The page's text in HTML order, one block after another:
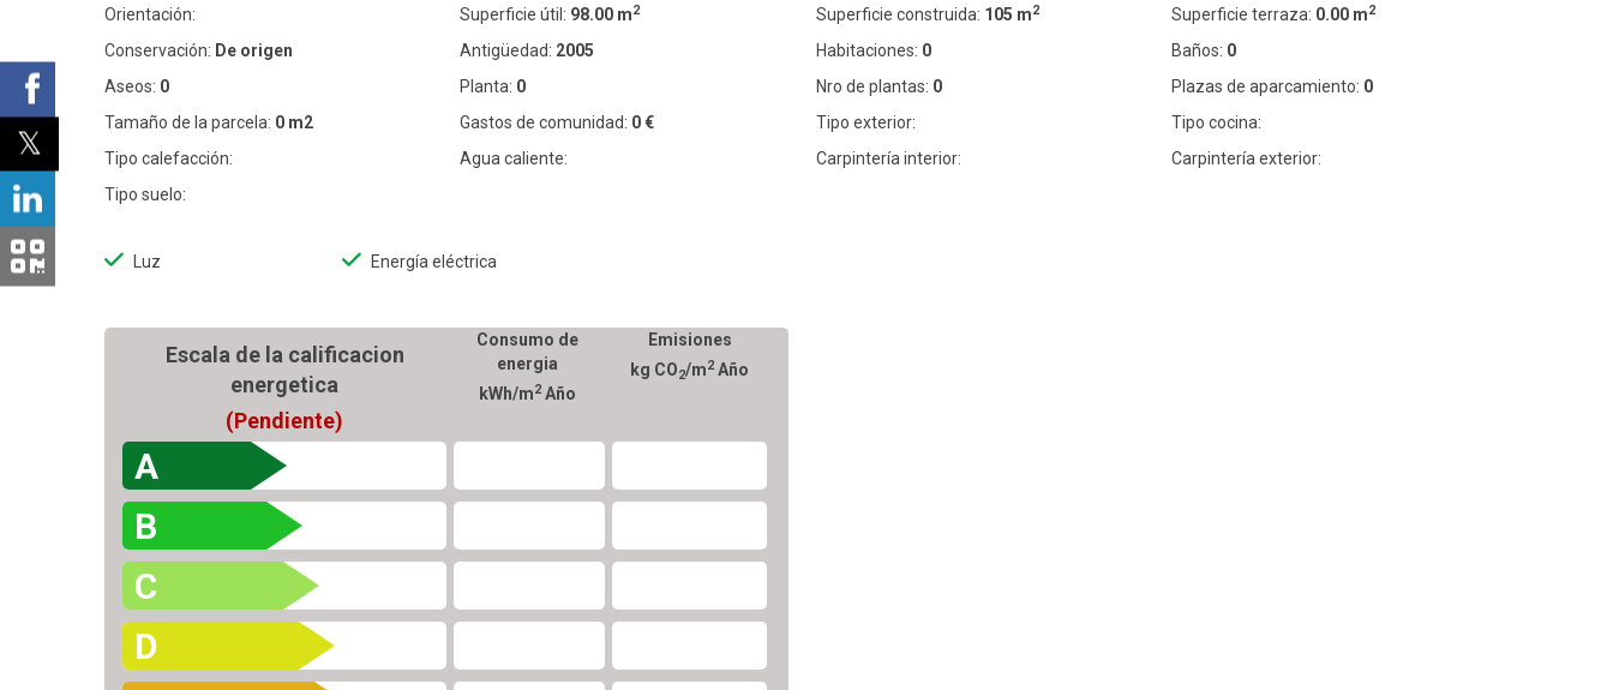
Orientación:
Superficie útil: 98.00 m2 Superficie construida: 105 m2 Superficie terraza: 0.00 m2
Conservación: De origen Antigüedad: 2005 Habitaciones: 0 Baños: 0
Aseos: 0 Planta: 0 Nro de plantas: 0 Plazas de aparcamiento: 0
Tamaño de la parcela: 0 m2 Gastos de comunidad: 0 € Tipo exterior:
Tipo cocina:
Tipo calefacción:
Agua caliente: Carpintería interior:
Carpintería exterior:
Tipo suelo:
Luz Energía eléctrica
Escala de la calificacion
energetica
(Pendiente)
Consumo de
energia
kWh/m2 Año
Emisiones
kg CO2/m2 Año
A
B
C
D